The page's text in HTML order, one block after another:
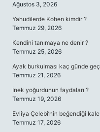
Ağustos 3, 2026
Yahudilerde Kohen kimdir ?
Temmuz 29, 2026
Kendini tanımaya ne denir ?
Temmuz 25, 2026
Ayak burkulması kaç günde
Temmuz 21, 2026
İnek yoğurdunun faydaları ?
Temmuz 19, 2026
Evliya Çelebi’nin beğendiği
Temmuz 17, 2026